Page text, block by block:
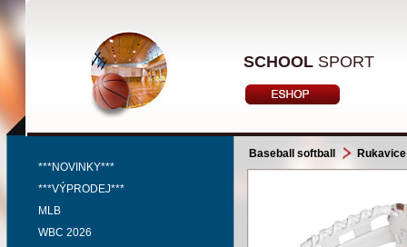
SCHOOL SPORT
***NOVINKY***
***VÝPRODEJ***
MLB
WBC 2026
Baseball softball